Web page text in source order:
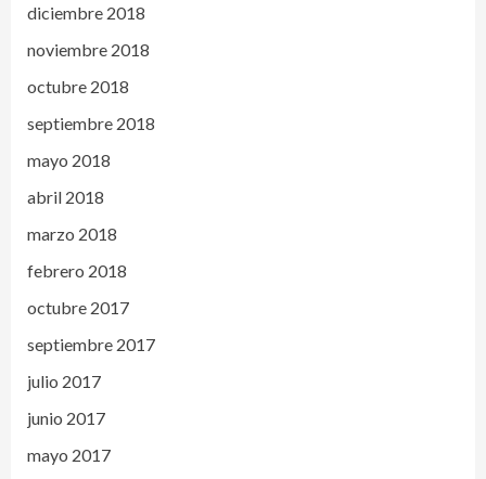
diciembre 2018
noviembre 2018
octubre 2018
septiembre 2018
mayo 2018
abril 2018
marzo 2018
febrero 2018
octubre 2017
septiembre 2017
julio 2017
junio 2017
mayo 2017